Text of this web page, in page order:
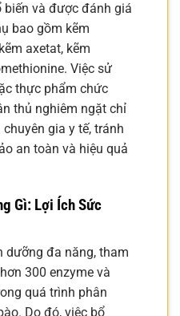
biến và được đánh giá
bao gồm kẽm
axetat, kẽm
Việc sử
thực phẩm chức
thủ nghiêm ngặt chỉ
gia y tế, tránh
an toàn và hiệu quả
Gì: Lợi Ích Sức
dưỡng đa năng, tham
300 enzyme và
quá trình phân
Do đó, việc bổ